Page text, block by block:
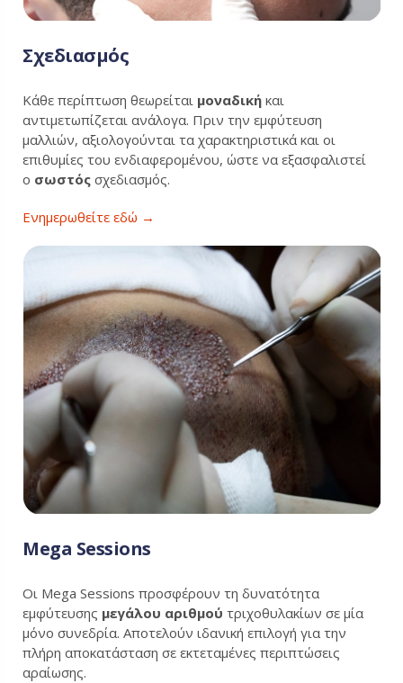
Σχεδιασμός
Κάθε περίπτωση θεωρείται μοναδική και
αντιμετωπίζεται ανάλογα. Πριν την εμφύτευση
μαλλιών, αξιολογούνται τα χαρακτηριστικά και οι
επιθυμίες του ενδιαφερομένου, ώστε να εξασφαλιστεί
ο σωστός σχεδιασμός.
Ενημερωθείτε εδώ →
Mega Sessions
Οι Mega Sessions προσφέρουν τη δυνατότητα
εμφύτευσης μεγάλου αριθμού τριχοθυλακίων σε μία
μόνο συνεδρία. Αποτελούν ιδανική επιλογή για την
πλήρη αποκατάσταση σε εκτεταμένες περιπτώσεις
αραίωσης.